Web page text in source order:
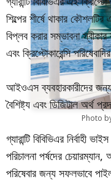
Photo
শিল্পের শীর্ষে থাকার
বিপ্লব করার সম্ভাবনা
এবং ক্রিপ্টোকারেন্সি
আইওএস ব্যবহারকারীদের
বৈশিষ্ট্য এবং ডিজিটাল অর্থ
গ্যারান্টি বিবিভিএর নির্বাহী
পরিচালনা পর্ষদের
পরিষেবার জন্য সফলভাবে